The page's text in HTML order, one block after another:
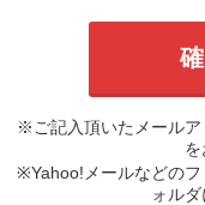
※ご記入頂いたメール
を
※Yahoo!メールなどの
ォル